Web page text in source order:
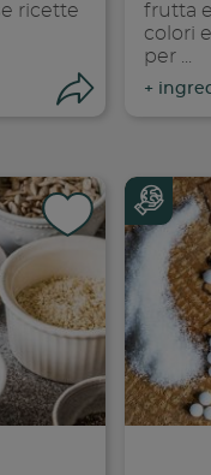
ricette
frutta
colori
per ...
+